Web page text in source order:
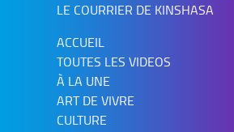
LE COURRIER DE KINSHASA
ACCUEIL
TOUTES LES VIDEOS
À LA UNE
ART DE VIVRE
CULTURE